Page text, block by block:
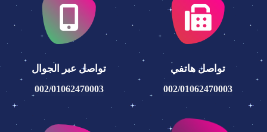
تواصل هاتفي
002/01062470003
تواصل عبر الجوال
002/01062470003